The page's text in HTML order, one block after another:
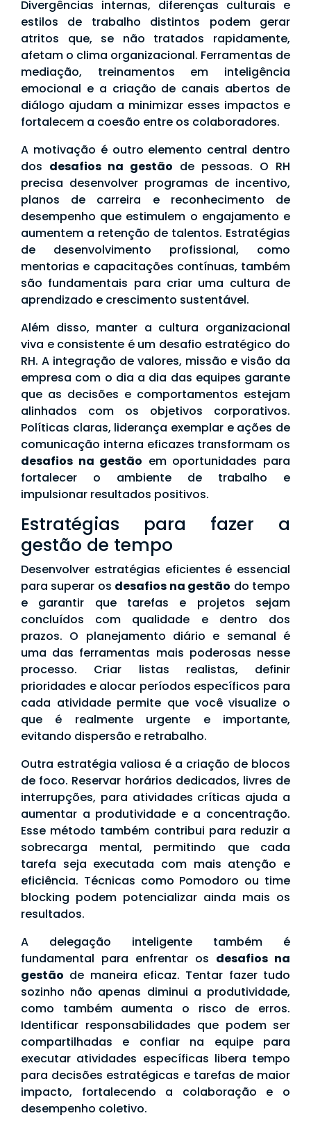
Divergências internas, diferenças culturais e
estilos de trabalho distintos podem gerar
atritos que, se não tratados rapidamente,
afetam o clima organizacional. Ferramentas de
mediação, treinamentos em inteligência
emocional e a criação de canais abertos de
diálogo ajudam a minimizar esses impactos e
fortalecem a coesão entre os colaboradores.
A motivação é outro elemento central dentro
dos desafios na gestão de pessoas. O RH
precisa desenvolver programas de incentivo,
planos de carreira e reconhecimento de
desempenho que estimulem o engajamento e
aumentem a retenção de talentos. Estratégias
de desenvolvimento profissional, como
mentorias e capacitações contínuas, também
são fundamentais para criar uma cultura de
aprendizado e crescimento sustentável.
Além disso, manter a cultura organizacional
viva e consistente é um desafio estratégico do
RH. A integração de valores, missão e visão da
empresa com o dia a dia das equipes garante
que as decisões e comportamentos estejam
alinhados com os objetivos corporativos.
Políticas claras, liderança exemplar e ações de
comunicação interna eficazes transformam os
desafios na gestão em oportunidades para
fortalecer o ambiente de trabalho e
impulsionar resultados positivos.
Estratégias para fazer a
gestão de tempo
Desenvolver estratégias eficientes é essencial
para superar os desafios na gestão do tempo
e garantir que tarefas e projetos sejam
concluídos com qualidade e dentro dos
prazos. O planejamento diário e semanal é
uma das ferramentas mais poderosas nesse
processo. Criar listas realistas, definir
prioridades e alocar períodos específicos para
cada atividade permite que você visualize o
que é realmente urgente e importante,
evitando dispersão e retrabalho.
Outra estratégia valiosa é a criação de blocos
de foco. Reservar horários dedicados, livres de
interrupções, para atividades críticas ajuda a
aumentar a produtividade e a concentração.
Esse método também contribui para reduzir a
sobrecarga mental, permitindo que cada
tarefa seja executada com mais atenção e
eficiência. Técnicas como Pomodoro ou time
blocking podem potencializar ainda mais os
resultados.
A delegação inteligente também é
fundamental para enfrentar os desafios na
gestão de maneira eficaz. Tentar fazer tudo
sozinho não apenas diminui a produtividade,
como também aumenta o risco de erros.
Identificar responsabilidades que podem ser
compartilhadas e confiar na equipe para
executar atividades específicas libera tempo
para decisões estratégicas e tarefas de maior
impacto, fortalecendo a colaboração e o
desempenho coletivo.